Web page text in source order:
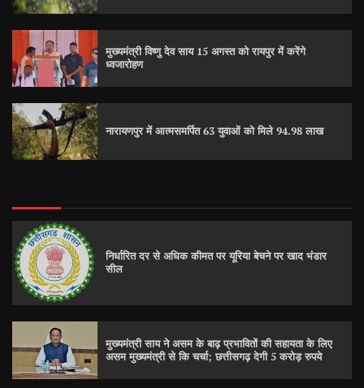
मुख्यमंत्री विष्णु देव साय 15 अगस्त को रायपुर में करेंगे
ध्वजारोहण
नारायणपुर में आत्मसमर्पित 63 युवाओं को मिले 94.98 लाख
निर्धारित दर से अधिक कीमत पर यूरिया बेचने पर खाद भंडार
सील
मुख्यमंत्री साय ने असम के बाढ़ प्रभावितों की सहायता के लिए
असम मुख्यमंत्री से कि चर्चा; छत्तीसगढ़ देगी 5 करोड़ रुपये